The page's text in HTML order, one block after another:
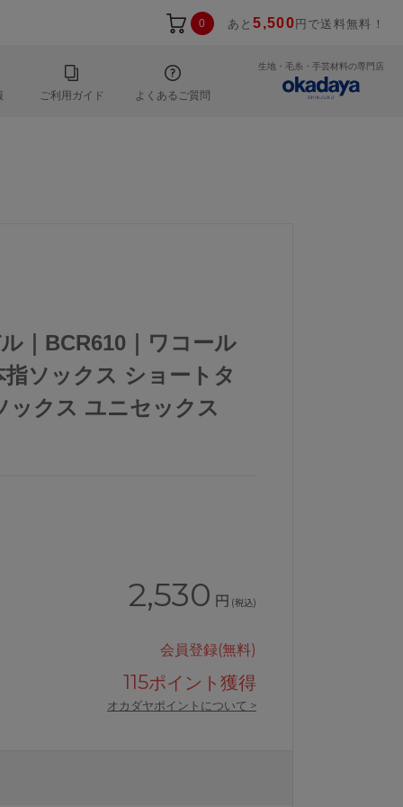
0 あと5,500 円で送料無料！
ご利用ガイド よくあるご質問
生地・毛糸・手芸材料の専門店
｜BCR610｜ワコール
ソックス ショートタ
ックス ユニセックス
2,530 円 (税込)
会員登録(無料)
115ポイント獲得
オカダヤポイントについて >